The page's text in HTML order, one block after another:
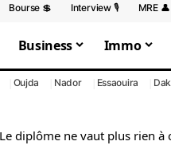
Bourse 💲 Interview 🎙️ MRE 👤
Business Immo
Oujda Nador Essaouira
Le diplôme ne vaut plus rien à